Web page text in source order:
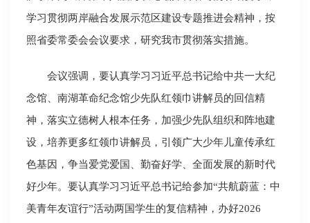
学习贯彻两岸融合发展示范区建设专题推进会精神，按
照省委常委会会议要求，研究我市贯彻落实措施。
会议强调，要认真学习习近平总书记给中共一大纪
念馆、南湖革命纪念馆少先队红领巾讲解员的回信精
神，落实立德树人根本任务，加强少先队组织和阵地建
设，培养更多红领巾讲解员，引领广大少年儿童传承红
色基因，争当爱党爱国、勤奋好学、全面发展的新时代
好少年。要认真学习习近平总书记给参加“共航蔚蓝：中
美青年友谊行”活动两国学生的复信精神，办好2026